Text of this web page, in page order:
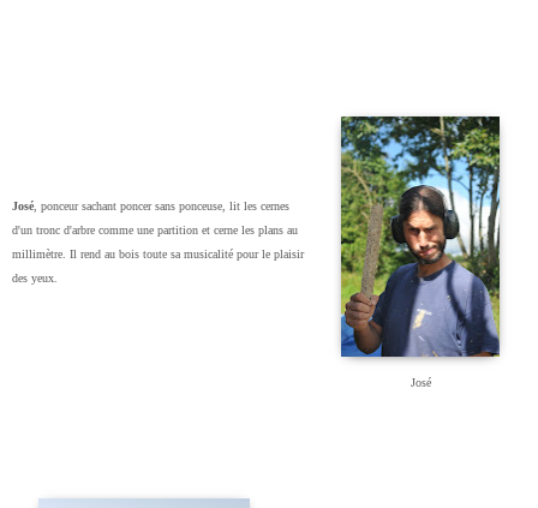
José
José , ponceur sachant poncer sans ponceuse, lit les cernes
d'un tronc d'arbre comme une partition et cerne les plans au
millimètre. Il rend au bois toute sa musicalité pour le plaisir
des yeux.